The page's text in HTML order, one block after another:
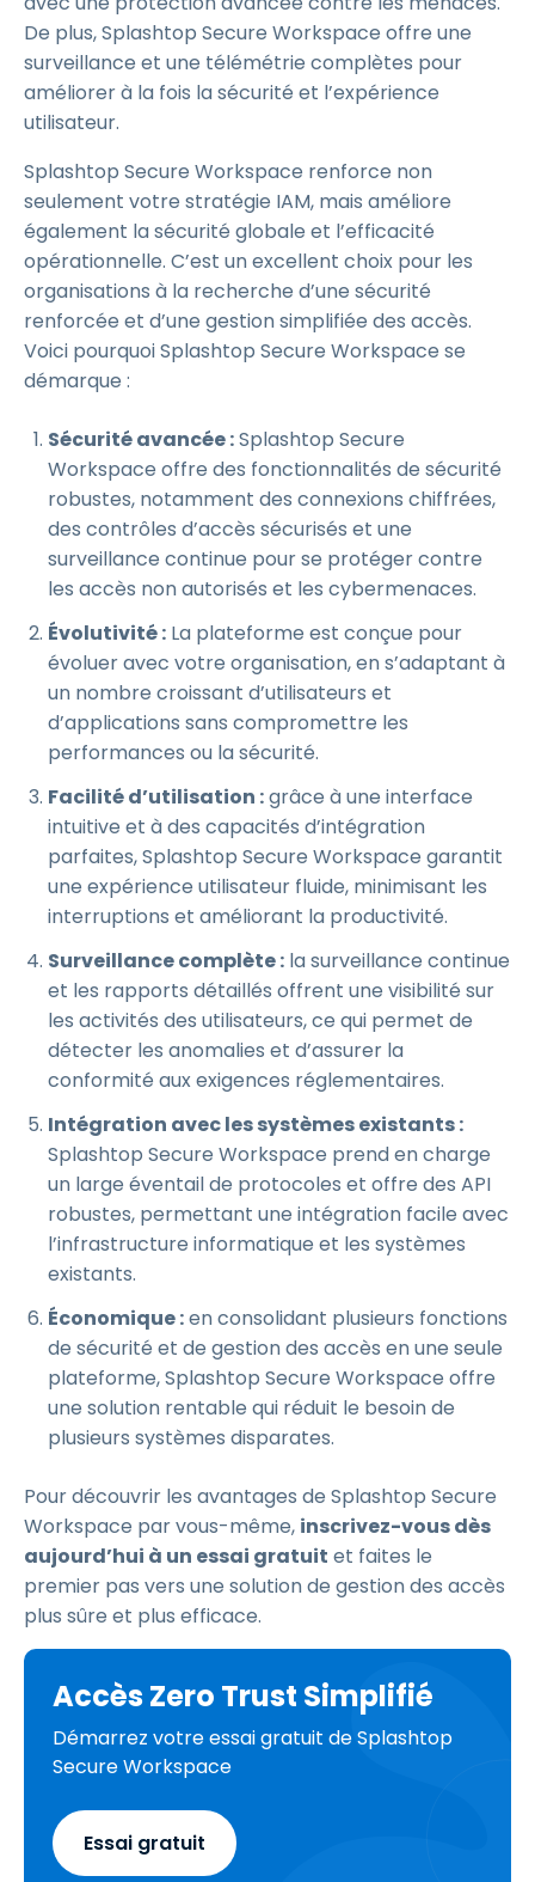
De plus, Splashtop Secure Workspace offre une
surveillance et une télémétrie complètes pour
améliorer à la fois la sécurité et l’expérience
utilisateur.
Splashtop Secure Workspace renforce non
seulement votre stratégie IAM, mais améliore
également la sécurité globale et l’efficacité
opérationnelle. C’est un excellent choix pour les
organisations à la recherche d’une sécurité
renforcée et d’une gestion simplifiée des accès.
Voici pourquoi Splashtop Secure Workspace se
démarque :
Sécurité avancée :Splashtop Secure
Workspace offre des fonctionnalités de sécurité
robustes, notamment des connexions chiffrées,
des contrôles d’accès sécurisés et une
surveillance continue pour se protéger contre
les accès non autorisés et les cybermenaces.
Évolutivité : La plateforme est conçue pour
évoluer avec votre organisation, en s’adaptant à
un nombre croissant d’utilisateurs et
d’applications sans compromettre les
performances ou la sécurité.
Facilité d’utilisation :grâce à une interface
intuitive et à des capacités d’intégration
parfaites, Splashtop Secure Workspace garantit
une expérience utilisateur fluide, minimisant les
interruptions et améliorant la productivité.
Surveillance complète : la surveillance continue
et les rapports détaillés offrent une visibilité sur
les activités des utilisateurs, ce qui permet de
détecter les anomalies et d’assurer la
conformité aux exigences réglementaires.
Intégration avec les systèmes existants :
Splashtop Secure Workspace prend en charge
un large éventail de protocoles et offre des API
robustes, permettant une intégration facile avec
l’infrastructure informatique et les systèmes
existants.
Économique :en consolidant plusieurs fonctions
de sécurité et de gestion des accès en une seule
plateforme, Splashtop Secure Workspace offre
une solution rentable qui réduit le besoin de
plusieurs systèmes disparates.
Pour découvrir les avantages de Splashtop Secure
Workspace par vous-même, inscrivez-vous dès
aujourd’hui à un essai gratuit et faites le
premier pas vers une solution de gestion des accès
plus sûre et plus efficace.
Accès Zero Trust Simplifié
Démarrez votre essai gratuit de Splashtop
Secure Workspace
Essai gratuit